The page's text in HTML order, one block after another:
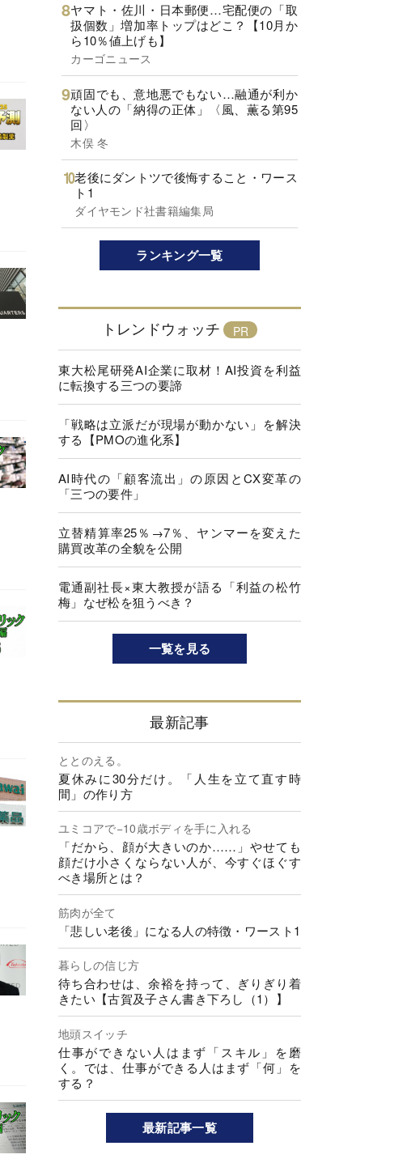
ヤマト・佐川・日本郵便…宅配便の「取
扱個数」増加率トップはどこ？【10月か
ら10％値上げも】
カーゴニュース
頑固でも、意地悪でもない…融通が利か
ない人の「納得の正体」〈風、薫る第95
回〉
木俣 冬
老後にダントツで後悔すること・ワース
ト1
ダイヤモンド社書籍編集局
ランキング一覧
トレンドウォッチ
東大松尾研発AI企業に取材！AI投資を利益
に転換する三つの要諦
「戦略は立派だが現場が動かない」を解決
する【PMOの進化系】
AI時代の「顧客流出」の原因とCX変革の
「三つの要件」
立替精算率25％→7％、ヤンマーを変えた
購買改革の全貌を公開
電通副社長×東大教授が語る「利益の松竹
梅」なぜ松を狙うべき？
一覧を見る
最新記事
ととのえる。
夏休みに30分だけ。「人生を立て直す時
間」の作り方
ユミコアで−10歳ボディを手に入れる
「だから、顔が大きいのか……」やせても
顔だけ小さくならない人が、今すぐほぐす
べき場所とは？
筋肉が全て
「悲しい老後」になる人の特徴・ワースト1
暮らしの信じ方
待ち合わせは、余裕を持って、ぎりぎり着
きたい【古賀及子さん書き下ろし（1）】
地頭スイッチ
仕事ができない人はまず「スキル」を磨
く。では、仕事ができる人はまず「何」を
する？
最新記事一覧